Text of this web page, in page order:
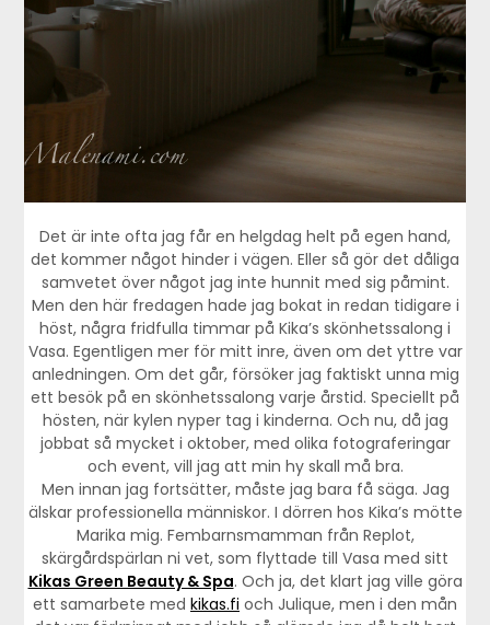
Det är inte ofta jag får en helgdag helt på egen hand,
det kommer något hinder i vägen. Eller så gör det dåliga
samvetet över något jag inte hunnit med sig påmint.
Men den här fredagen hade jag bokat in redan tidigare i
höst, några fridfulla timmar på Kika’s skönhetssalong i
Vasa. Egentligen mer för mitt inre, även om det yttre var
anledningen. Om det går, försöker jag faktiskt unna mig
ett besök på en skönhetssalong varje årstid. Speciellt på
hösten, när kylen nyper tag i kinderna. Och nu, då jag
jobbat så mycket i oktober, med olika fotograferingar
och event, vill jag att min hy skall må bra.
Men innan jag fortsätter, måste jag bara få säga. Jag
älskar professionella människor. I dörren hos Kika’s mötte
Marika mig. Fembarnsmamman från Replot,
skärgårdspärlan ni vet, som flyttade till Vasa med sitt
Kikas Green Beauty & Spa. Och ja, det klart jag ville göra
ett samarbete med kikas.fi och Julique, men i den mån